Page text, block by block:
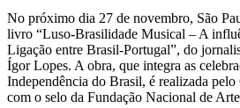
No próximo dia 27 de novembro, São
livro “Luso-Brasilidade Musical – A
Ligação entre Brasil-Portugal”, do
Ígor Lopes. A obra, que integra as
Independência do Brasil, é realizada
com o selo da Fundação Nacional de